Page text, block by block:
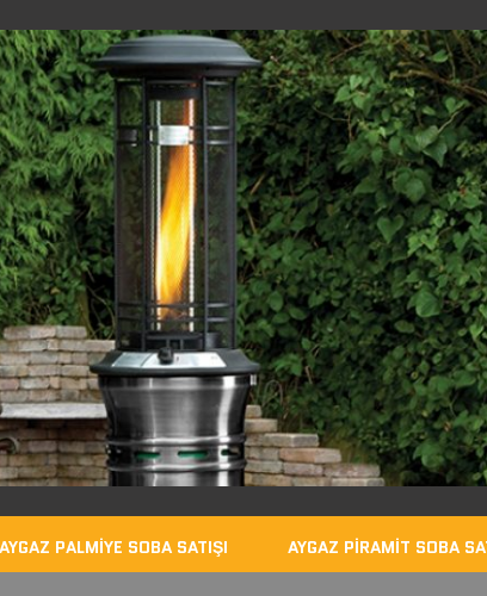
AYGAZ PALMIYE SOBA SATIŞI AYGAZ PIRAMIT SOBA